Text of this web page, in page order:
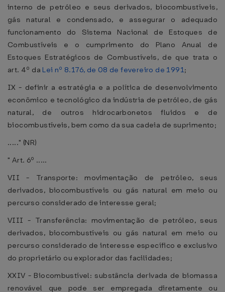
interno de petróleo e seus derivados, biocombustíveis,
gás natural e condensado, e assegurar o adequado
funcionamento do Sistema Nacional de Estoques de
Combustíveis e o cumprimento do Plano Anual de
Estoques Estratégicos de Combustíveis, de que trata o
art. 4º da Lei nº 8.176, de 08 de fevereiro de 1991;
IX - definir a estratégia e a política de desenvolvimento
econômico e tecnológico da indústria de petróleo, de gás
natural, de outros hidrocarbonetos fluidos e de
biocombustíveis, bem como da sua cadeia de suprimento;
....." (NR)
" Art. 6º .....
VII - Transporte: movimentação de petróleo, seus
derivados, biocombustíveis ou gás natural em meio ou
percurso considerado de interesse geral;
VIII - Transferência: movimentação de petróleo, seus
derivados, biocombustíveis ou gás natural em meio ou
percurso considerado de interesse específico e exclusivo
do proprietário ou explorador das facilidades;
XXIV - Biocombustível: substância derivada de biomassa
renovável que pode ser empregada diretamente ou